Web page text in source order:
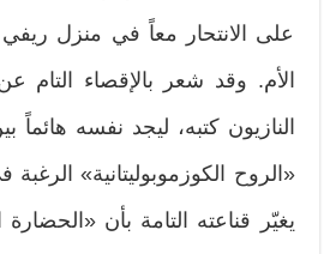
على الانتحار معاً في منزل
الأم. وقد شعر بالإقصاء التام
النازيون كتبه، ليجد نفسه
«الروح الكوزموبوليتانية»
يغيّر قناعته التامة بأن